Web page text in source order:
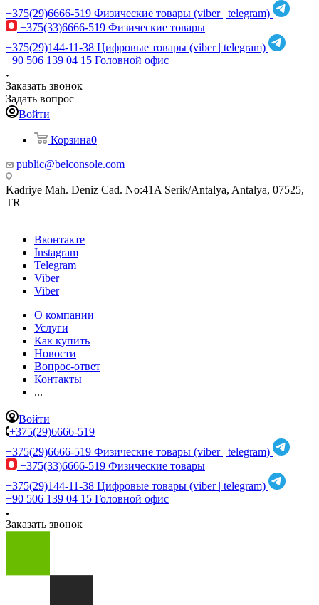
+375(29)6666-519 Физические товары (viber | telegram)
+375(33)6666-519 Физические товары
+375(29)144-11-38 Цифровые товары (viber | telegram)
+90 506 139 04 15 Головной офис
Заказать звонок
Задать вопрос
Войти
Корзина0
public@belconsole.com
Kadriye Mah. Deniz Cad. No:41A Serik/Antalya, Antalya, 07525,
TR
Вконтакте
Instagram
Telegram
Viber
Viber
О компании
Услуги
Как купить
Новости
Вопрос-ответ
Контакты
...
Войти
+375(29)6666-519
+375(29)6666-519 Физические товары (viber | telegram)
+375(33)6666-519 Физические товары
+375(29)144-11-38 Цифровые товары (viber | telegram)
+90 506 139 04 15 Головной офис
Заказать звонок